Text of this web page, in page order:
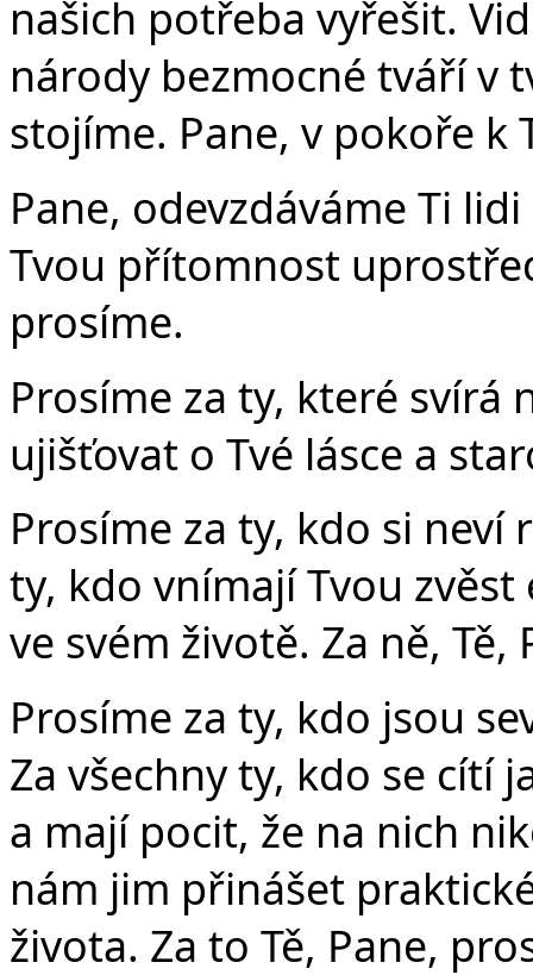
našich potřeba vyřešit.
národy bezmocné tváří v
stojíme. Pane, v pokoře k
Pane, odevzdáváme Ti
Tvou přítomnost
prosíme.
Prosíme za ty, které svírá
ujišťovat o Tvé lásce a
Prosíme za ty, kdo si neví
ty, kdo vnímají Tvou
ve svém životě. Za ně, Tě,
Prosíme za ty, kdo jsou
Za všechny ty, kdo se cítí
a mají pocit, že na nich
nám jim přinášet
života. Za to Tě, Pane,